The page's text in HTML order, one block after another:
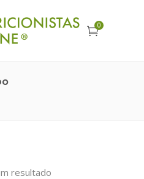
0
resultado